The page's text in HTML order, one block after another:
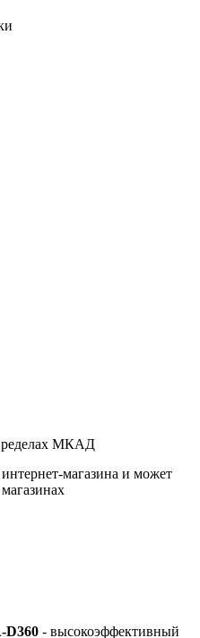
МКАД
магазина и может
D360 - высокоэффективный